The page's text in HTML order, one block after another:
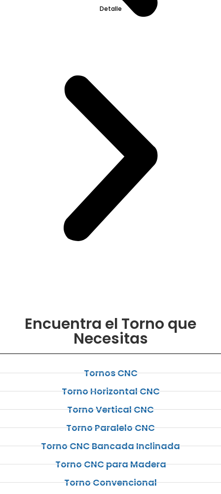
Detalle
Encuentra el Torno que
Necesitas
Tornos CNC
Torno Horizontal CNC
Torno Vertical CNC
Torno Paralelo CNC
Torno CNC Bancada Inclinada
Torno CNC para Madera
Torno Convencional